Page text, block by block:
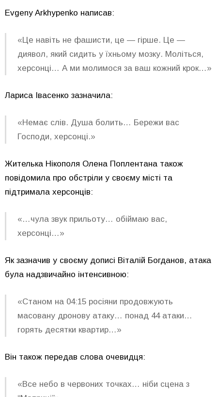
Evgeny Arkhypenko написав:
«Це навіть не фашисти, це — гірше. Це —
диявол, який сидить у їхньому мозку. Моліться,
херсонці… А ми молимося за ваш кожний крок…»
Лариса Івасенко зазначила:
«Немає слів. Душа болить… Бережи вас
Господи, херсонці.»
Жителька Нікополя Олена Поплентана також
повідомила про обстріли у своєму місті та
підтримала херсонців:
«…чула звук прильоту… обіймаю вас,
херсонці…»
Як зазначив у своєму дописі Віталій Богданов, атака
була надзвичайно інтенсивною:
«Станом на 04:15 росіяни продовжують
масовану дронову атаку… понад 44 атаки…
горять десятки квартир…»
Він також передав слова очевидця:
«Все небо в червоних точках… ніби сцена з